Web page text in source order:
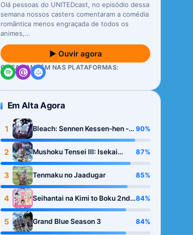
Olá pessoas do UNITEDcast, no episódio dessa
semana nossos casters comentaram a comédia
romântica menos engraçada de todos os
animes,…
▶ Ouvir agora
OUÇA TAMBÉM NAS PLATAFORMAS:
Em Alta Agora
1
Bleach: Sennen Kessen-hen -
Kashin-tan
90%
2
Mushoku Tensei III: Isekai
Ittara Honki Dasu
87%
3 Tenmaku no Jaadugar 85%
4
Seihantai na Kimi to Boku 2nd
Season
84%
5 Grand Blue Season 3 84%